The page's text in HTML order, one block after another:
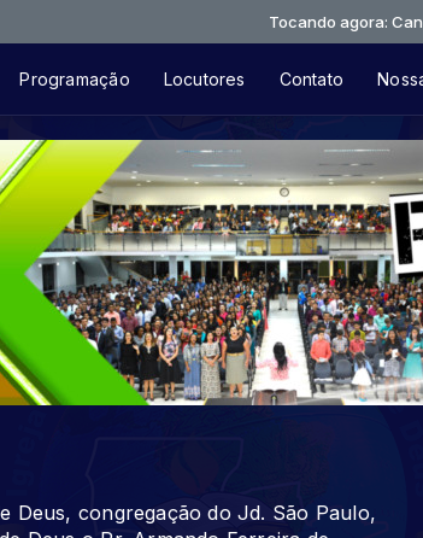
Tocando agora: Canção e
Programação Locutores Contato
Deus, congregação do Jd. São Paulo,